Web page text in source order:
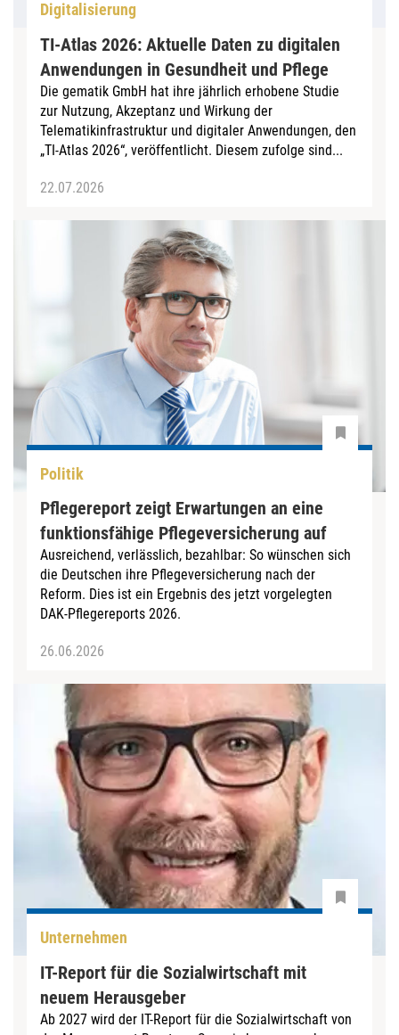
Digitalisierung
TI-Atlas 2026: Aktuelle Daten zu digitalen
Anwendungen in Gesundheit und Pflege
Die gematik GmbH hat ihre jährlich erhobene Studie
zur Nutzung, Akzeptanz und Wirkung der
Telematikinfrastruktur und digitaler Anwendungen, den
„TI-Atlas 2026“, veröffentlicht. Diesem zufolge sind...
22.07.2026
Politik
Pflegereport zeigt Erwartungen an eine
funktionsfähige Pflegeversicherung auf
Ausreichend, verlässlich, bezahlbar: So wünschen sich
die Deutschen ihre Pflegeversicherung nach der
Reform. Dies ist ein Ergebnis des jetzt vorgelegten
DAK-Pflegereports 2026.
26.06.2026
Unternehmen
IT-Report für die Sozialwirtschaft mit
neuem Herausgeber
Ab 2027 wird der IT-Report für die Sozialwirtschaft von